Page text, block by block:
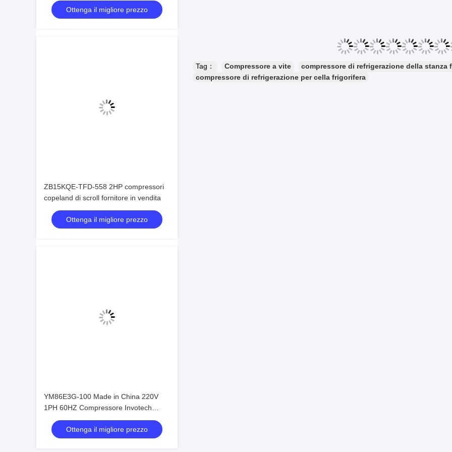
Ottenga il migliore prezzo
ZB15KQE-TFD-558 2HP compressori
copeland di scroll fornitore in vendita
Ottenga il migliore prezzo
YM86E3G-100 Made in China 220V
1PH 60HZ Compressore Invotech
Compressore Refrigerante
Compressore 5HP Prezzo
Ottenga il migliore prezzo
Tag： Compressore a vite
compressore di refrigerazione della stanza
compressore di refrigerazione per cella frigorifera